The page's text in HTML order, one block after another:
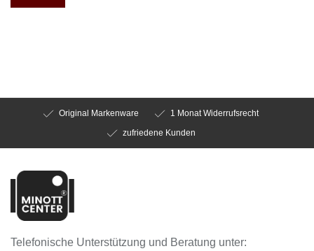
Original Markenware
1 Monat Widerrufsrecht
zufriedene Kunden
Telefonische Unterstützung und Beratung unter: